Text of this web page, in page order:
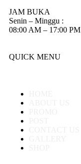
JAM BUKA
Senin – Minggu :
08:00 AM – 17:00 PM
QUICK MENU